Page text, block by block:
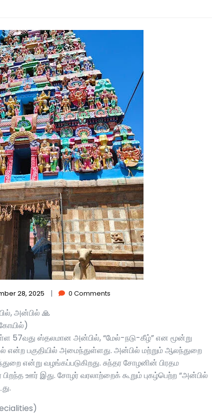
28, 2025 | 0 Comments
அன்பில் 🙏
57வது ஸ்தலமான அன்பில், “மேல்-நடு-கீழ்” என மூன்று
என்ற பகுதியில் அமைந்துள்ளது. அன்பில் மற்றும் ஆலந்துறை
என்று வழங்கப்படுகிறது. சுந்தர சோழனின் பிரதம
பிறந்த ஊர் இது. சோழர் வரலாற்றைக் கூறும் புகழ்பெற்ற “அன்பில்